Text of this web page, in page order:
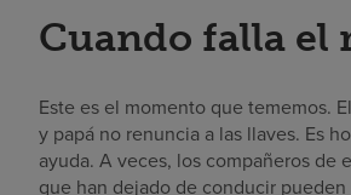
Cuando falla el
Este es el momento que tememos.
y papá no renuncia a las llaves. Es
ayuda. A veces, los compañeros de
que han dejado de conducir pueden